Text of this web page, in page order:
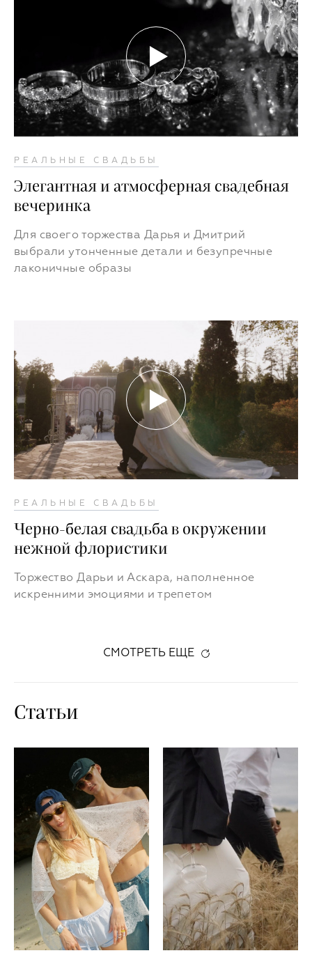
РЕАЛЬНЫЕ СВАДЬБЫ
Элегантная и атмосферная свадебная
вечеринка
Для своего торжества Дарья и Дмитрий
выбрали утонченные детали и безупречные
лаконичные образы
РЕАЛЬНЫЕ СВАДЬБЫ
Черно-белая свадьба в окружении
нежной флористики
Торжество Дарьи и Аскара, наполненное
искренними эмоциями и трепетом
СМОТРЕТЬ ЕЩЕ
Статьи